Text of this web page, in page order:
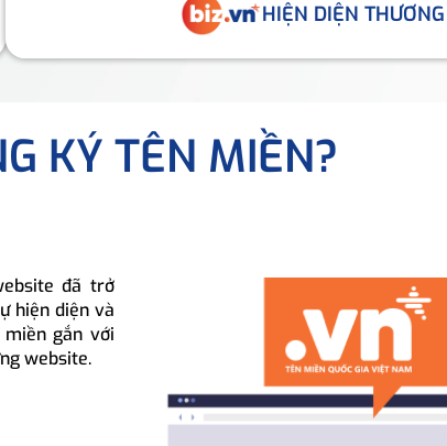
HIỆN DIỆN
KÝ TÊN MIỀN?
đã trở
hiện diện và
gắn với
website.